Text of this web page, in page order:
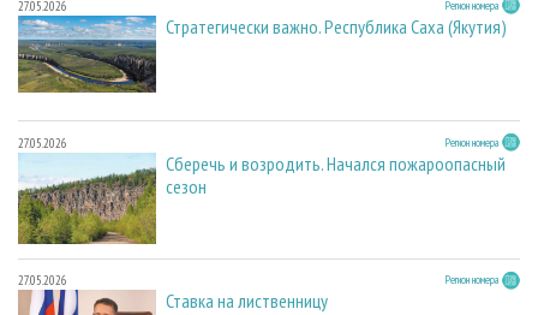
27.05.2026 Регион номера
Стратегически важно. Республика Саха (Якутия)
27.05.2026 Регион номера
Сберечь и возродить. Начался пожароопасный
сезон
27.05.2026 Регион номера
Ставка на лиственницу